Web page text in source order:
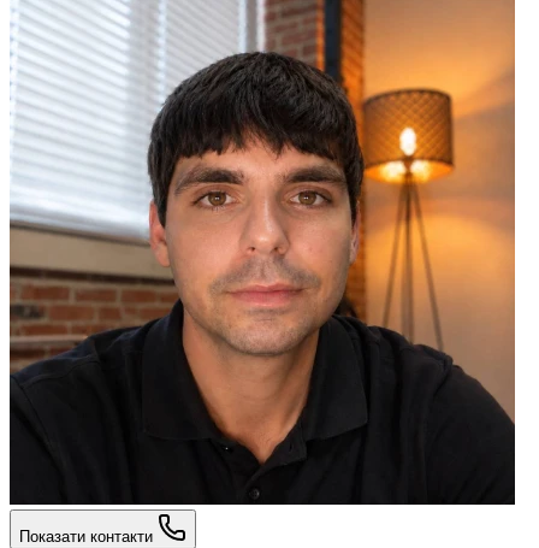
Показати контакти